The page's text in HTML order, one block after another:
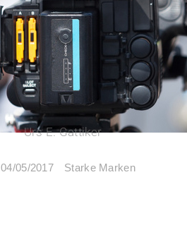
Urs E. Gattiker
04/05/2017 Starke Marken